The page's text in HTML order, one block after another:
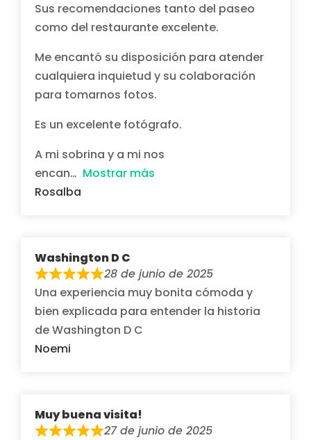
Sus recomendaciones tanto del paseo
como del restaurante excelente.
Me encantó su disposición para atender
cualquiera inquietud y su colaboración
para tomarnos fotos.
Es un excelente fotógrafo.
A mi sobrina y a mi nos
encan
Mostrar más
Rosalba
Washington D C
28 de junio de 2025
Una experiencia muy bonita cómoda y
bien explicada para entender la historia
de Washington D C
Noemi
Muy buena visita!
27 de junio de 2025